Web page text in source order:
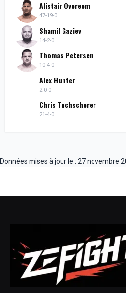
Alistair Overeem
47-19-0
Shamil Gaziev
14-2-0
Thomas Petersen
10-4-0
Alex Hunter
2-0-0
Chris Tuchscherer
21-4-0
Données mises à jour le : 27 novembre